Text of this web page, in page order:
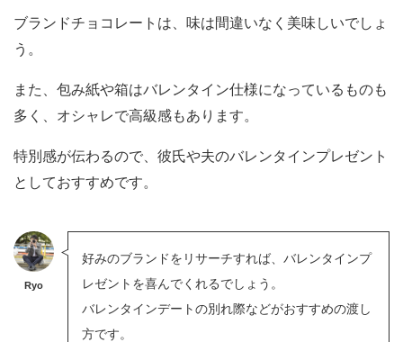
ブランドチョコレートは、味は間違いなく美味しいでしょ
う。
また、包み紙や箱はバレンタイン仕様になっているものも
多く、オシャレで高級感もあります。
特別感が伝わるので、彼氏や夫のバレンタインプレゼント
としておすすめです。
Ryo
好みのブランドをリサーチすれば、バレンタインプ
レゼントを喜んでくれるでしょう。
バレンタインデートの別れ際などがおすすめの渡し
方です。